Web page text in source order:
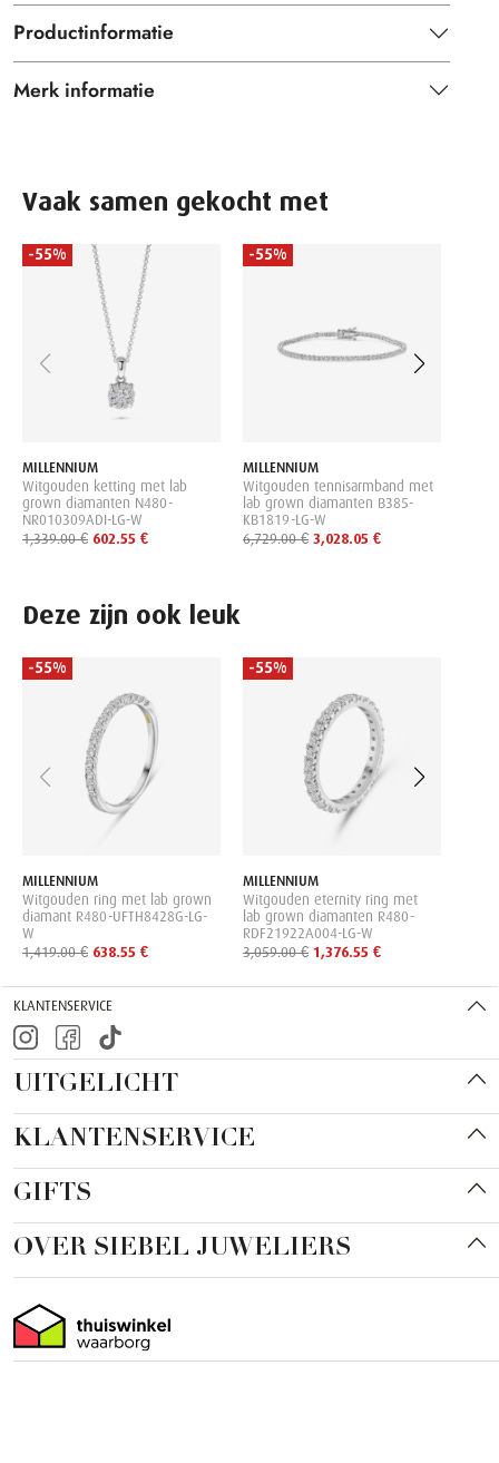
Productinformatie
Merk informatie
Vaak samen gekocht met
-55%
MILLENNIUM
Witgouden ketting met lab
grown diamanten N480-
NR010309ADI-LG-W
1,339.00 € 602.55 €
-55%
MILLENNIUM
Witgouden tennisarmband met
lab grown diamanten B385-
KB1819-LG-W
6,729.00 € 3,028.05 €
Deze zijn ook leuk
-55%
MILLENNIUM
Witgouden ring met lab grown
diamant R480-UFTH8428G-LG-
W
1,419.00 € 638.55 €
-55%
MILLENNIUM
Witgouden eternity ring met
lab grown diamanten R480-
RDF21922A004-LG-W
3,059.00 € 1,376.55 €
KLANTENSERVICE
UITGELICHT
KLANTENSERVICE
GIFTS
OVER SIEBEL JUWELIERS